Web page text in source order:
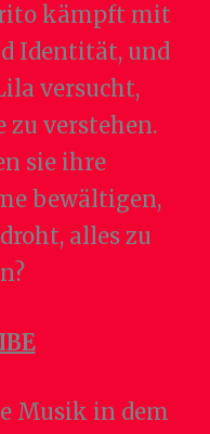
kämpft mit
Identität, und
versucht,
zu verstehen.
sie ihre
bewältigen,
alles zu
Musik in dem